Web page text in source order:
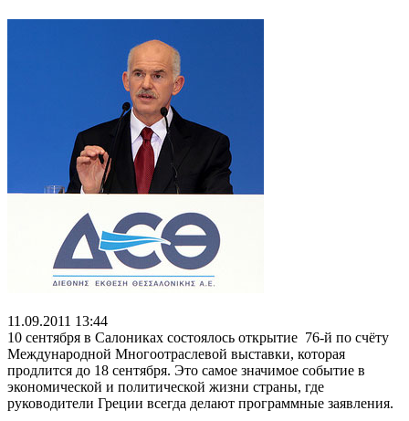
11.09.2011 13:44
10 сентября в Салониках состоялось открытие 76-й по счёту
Международной Многоотраслевой выставки, которая
продлится до 18 сентября. Это самое значимое событие в
экономической и политической жизни страны, где
руководители Греции всегда делают программные заявления.